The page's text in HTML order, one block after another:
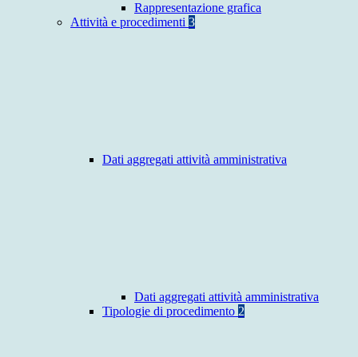
Rappresentazione grafica
Attività e procedimenti 3
Dati aggregati attività amministrativa
Dati aggregati attività amministrativa
Tipologie di procedimento 2